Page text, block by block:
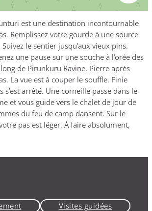
est une destination incontournable
Remplissez votre gourde à une source
le sentier jusqu’aux vieux pins.
une pause sur une souche à l’orée des
de Pirunkuru Ravine. Pierre après
La vue est à couper le souffle. Finie
s’est arrêté. Une corneille passe dans le
et vous guide vers le chalet de jour de
du feu de camp dansent. Sur le
pas est léger. À faire absolument,
Visites guidées